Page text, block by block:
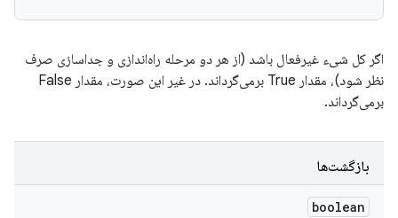
اگر کل شیء غیرفعال باشد (از هر دو مرحله راه‌اندازی و جداسازی صرف
نظر شود)، مقدار True برمی‌گرداند. در غیر این صورت، مقدار False
برمی‌گرداند.
بازگشت‌ها
boolean